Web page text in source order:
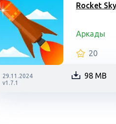
Rocket
Аркады
20
29.11.2024
v1.7.1
98 MB